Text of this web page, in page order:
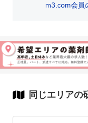
m3.com会員
同じエリアの